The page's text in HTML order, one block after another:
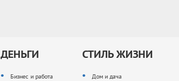
ДЕНЬГИ
Бизнес и работа
СТИЛЬ ЖИЗНИ
Дом и дача